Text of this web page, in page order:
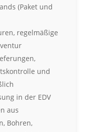
(Paket und
regelmäßige
und
in der EDV
aus
Bohren,